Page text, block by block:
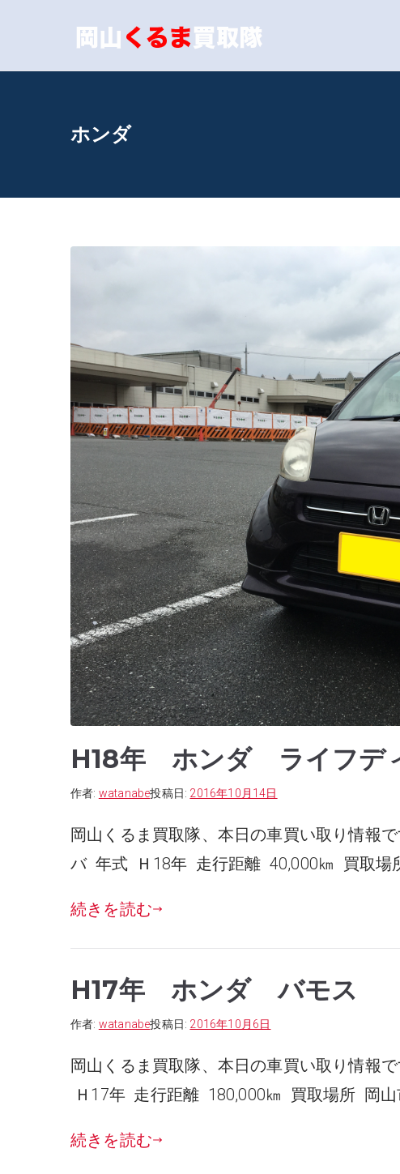
を
ホンダ
H18年 ホンダ ライフデ
作者: watanabe投稿日: 2016年10月14日
岡山くるま買取隊、本日の車買い取り情報
バ 年式 Ｈ18年 走行距離 40,000㎞ 買取場
続きを読む
H17年 ホンダ バモス
作者: watanabe投稿日: 2016年10月6日
岡山くるま買取隊、本日の車買い取り情
Ｈ17年 走行距離 180,000㎞ 買取場所 岡
続きを読む